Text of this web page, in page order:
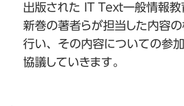
出版された IT Text一般情報教
新巻の著者らが担当した内容
行い、その内容についての参
協議していきます。